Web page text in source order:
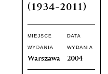
(1934-2011)
MIEJSCE
WYDANIA
Warszawa
DATA
WYDANIA
2004